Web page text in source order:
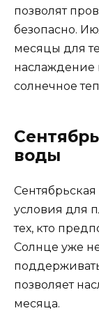
позволят
безопасно.
месяцы для
наслаждение
солнечное
воды
условия для
тех, кто
Солнце уже
позволяет
месяца.